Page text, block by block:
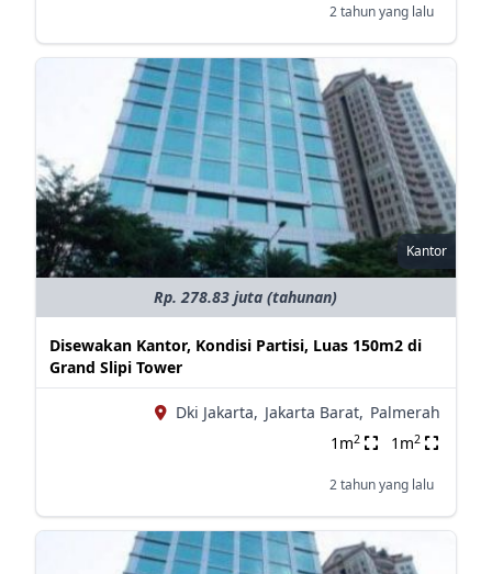
2 tahun yang lalu
Kantor
Rp. 278.83 juta (tahunan)
Disewakan Kantor, Kondisi Partisi, Luas 150m2 di
Grand Slipi Tower
Dki Jakarta, Jakarta Barat, Palmerah
1m2 1m2
2 tahun yang lalu